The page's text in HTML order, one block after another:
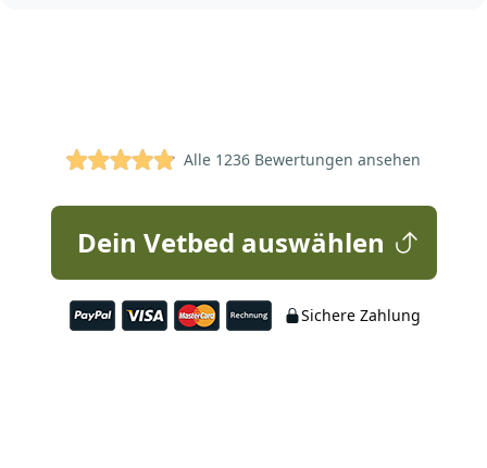
4.9 von 5 SternenAlle 1236 Bewertungen ansehen
Dein Vetbed auswählen
Sichere Zahlung